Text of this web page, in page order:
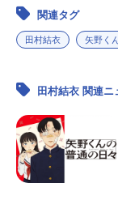
関連タグ
田村結衣 矢野く
田村結衣 関連ニ